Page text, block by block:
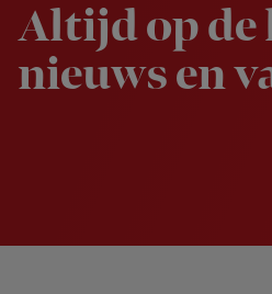
Altijd op de
nieuws en